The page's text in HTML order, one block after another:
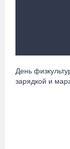
День
зарядкой и